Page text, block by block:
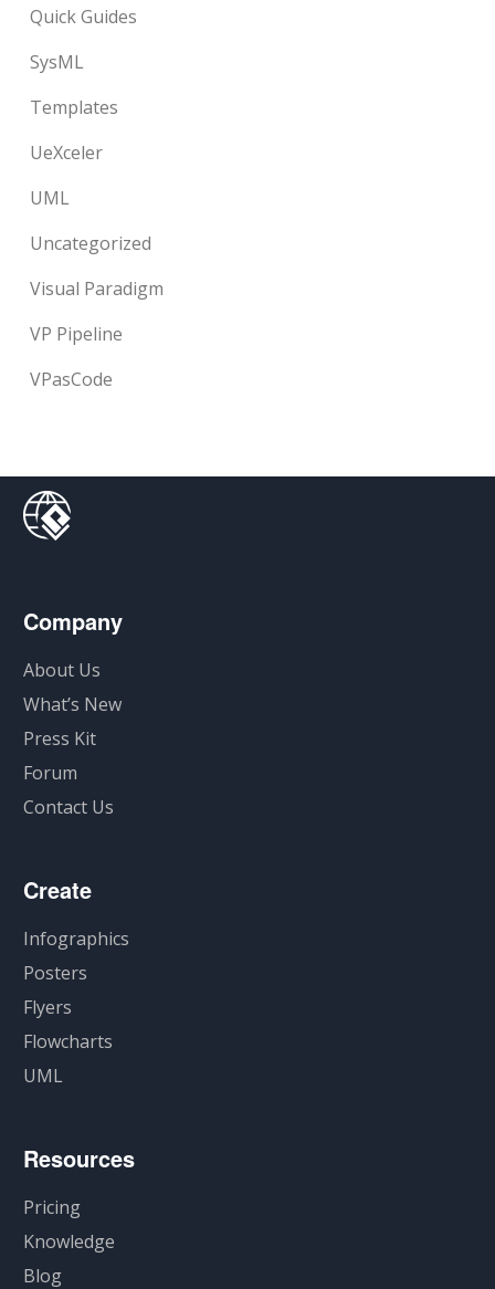
Quick Guides
SysML
Templates
UeXceler
UML
Uncategorized
Visual Paradigm
VP Pipeline
VPasCode
Company
About Us
What’s New
Press Kit
Forum
Contact Us
Create
Infographics
Posters
Flyers
Flowcharts
UML
Resources
Pricing
Knowledge
Blog